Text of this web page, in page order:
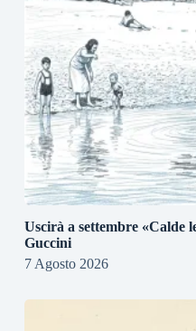
Uscirà a settembre «Calde
Guccini
7 Agosto 2026